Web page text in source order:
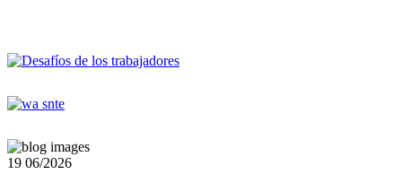
19 06/2026